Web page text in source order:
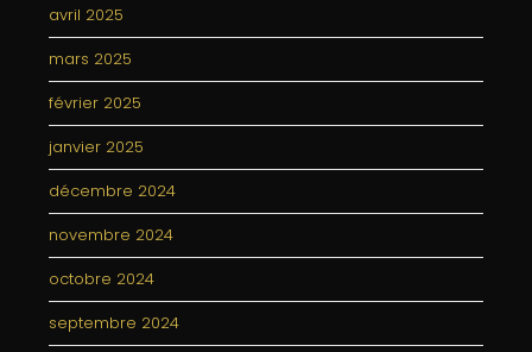
avril 2025
mars 2025
février 2025
janvier 2025
décembre 2024
novembre 2024
octobre 2024
septembre 2024